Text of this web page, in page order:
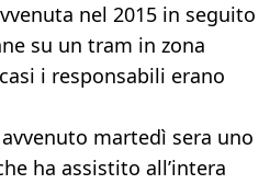
nel 2015 in seguito
su un tram in zona
i responsabili erano
martedì sera uno
ha assistito all’intera